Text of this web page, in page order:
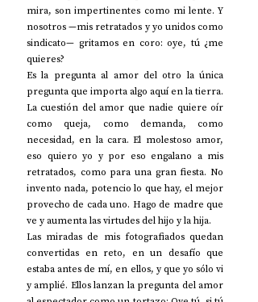
mira, son impertinentes como mi lente. Y
nosotros —mis retratados y yo unidos como
sindicato— gritamos en coro: oye, tú ¿me
quieres?
Es la pregunta al amor del otro la única
pregunta que importa algo aquí en la tierra.
La cuestión del amor que nadie quiere oír
como queja, como demanda, como
necesidad, en la cara. El molestoso amor,
eso quiero yo y por eso engalano a mis
retratados, como para una gran fiesta. No
invento nada, potencio lo que hay, el mejor
provecho de cada uno. Hago de madre que
ve y aumenta las virtudes del hijo y la hija.
Las miradas de mis fotografiados quedan
convertidas en reto, en un desafío que
estaba antes de mí, en ellos, y que yo sólo vi
y amplié. Ellos lanzan la pregunta del amor